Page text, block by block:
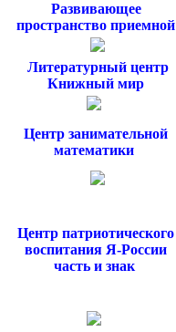
Развивающее
пространство приемной
Литературный центр
Книжный мир
Центр занимательной
математики
Центр патриотического
воспитания Я-России
часть и знак